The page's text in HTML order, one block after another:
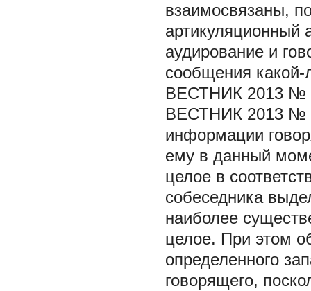
взаимосвязаны,
артикуляционный
аудирование и
сообщения какой-
ВЕСТНИК 2013 №
ВЕСТНИК 2013 №
информации
ему в данный
целое в
собеседника
наиболее
целое. При этом
определенного
говорящего,